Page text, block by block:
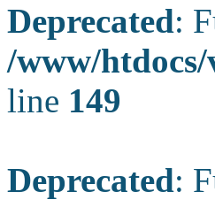
Deprecated:
/www/
line 149
Deprecated: